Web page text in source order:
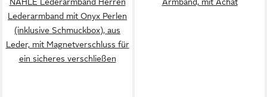
Lederarmband mit Onyx Perlen
(inklusive Schmuckbox), aus
Leder, mit Magnetverschluss für
ein sicheres verschließen